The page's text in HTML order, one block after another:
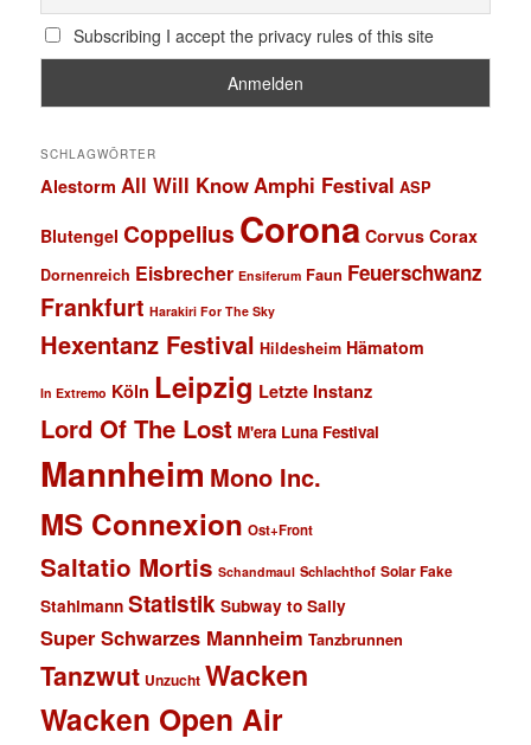
Subscribing I accept the privacy rules of this site
SCHLAGWÖRTER
Alestorm All Will KnowAmphi Festival ASP
Blutengel Coppelius Corona Corvus Corax
Dornenreich Eisbrecher Ensiferum Faun Feuerschwanz
Frankfurt Harakiri For The Sky
Hexentanz Festival Hildesheim Hämatom
In Extremo Köln Leipzig Letzte Instanz
Lord Of The Lost M'era Luna Festival
Mannheim Mono Inc.
MS Connexion Ost+Front
Saltatio Mortis Schandmaul Schlachthof Solar Fake
Stahlmann Statistik Subway to Sally
Super Schwarzes Mannheim Tanzbrunnen
Tanzwut Unzucht Wacken
Wacken Open Air